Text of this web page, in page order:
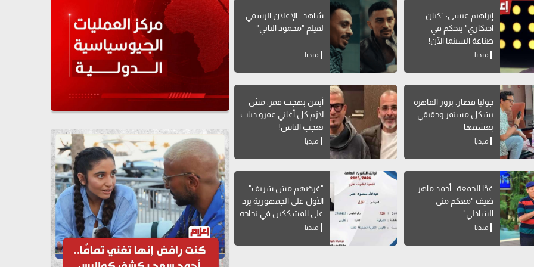
إبراهيم عيسى: "كيان
احتكاري" يتحكم في
صناعة السينما الآن!
ميديا
شاهد.. الإعلان الرسمي
لفيلم "محمود التاني"
ميديا
جوليا قصار: بزور القاهرة
بشكل مستمر وحقيقي
بعشقها
ميديا
أيمن بهجت قمر: مش
لازم كل أغاني عمرو دياب
تعجب الناس!
ميديا
غدًا الجمعة.. أحمد ماهر
ضيف "معكم منى
الشاذلي"
ميديا
"غرضهم مش شريف"..
الأول على الجمهورية يرد
على المشككين في نجاحه
ميديا